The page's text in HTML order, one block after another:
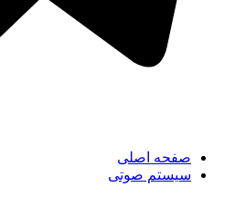
صفحه اصلی
سیستم صوتی